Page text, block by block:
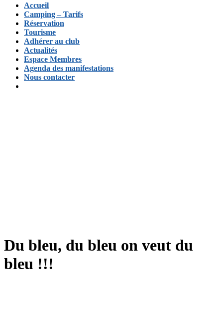
Accueil
Camping – Tarifs
Réservation
Tourisme
Adhérer au club
Actualités
Espace Membres
Agenda des manifestations
Nous contacter
Du bleu, du bleu on veut du
bleu !!!